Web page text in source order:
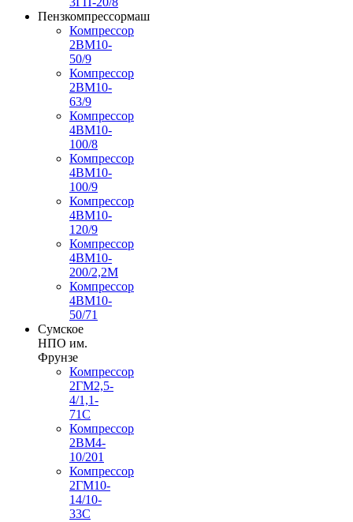
Пензкомпрессормаш
Компрессор
2ВМ10-
50/9
Компрессор
2ВМ10-
63/9
Компрессор
4ВМ10-
100/8
Компрессор
4ВМ10-
100/9
Компрессор
4ВМ10-
120/9
Компрессор
4ВМ10-
200/2,2М
Компрессор
4ВМ10-
50/71
Сумское
НПО им.
Фрунзе
Компрессор
2ГМ2,5-
4/1,1-
71С
Компрессор
2ВМ4-
10/201
Компрессор
2ГМ10-
14/10-
33С